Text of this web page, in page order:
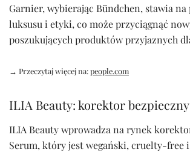
Garnier, wybierając Bündchen, stawia na
luksusu i etyki, co może przyciągnąć
poszukujących produktów przyjaznych
→ Przeczytaj więcej na:people.com
ILIA Beauty: korektor
ILIA Beauty wprowadza na rynek
Serum, który jest wegański, cruelty-free